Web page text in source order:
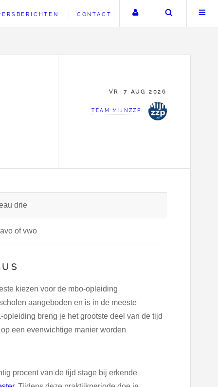
CONTACT Uw accountZoeken
VR, 7 AUG 2026
TEAM MIJNZZP
drie
of vwo
kiezen voor de mbo-opleiding
aangeboden en is in de meeste
breng je het grootste deel van de tijd
een evenwichtige manier worden
procent van de tijd stage bij erkende